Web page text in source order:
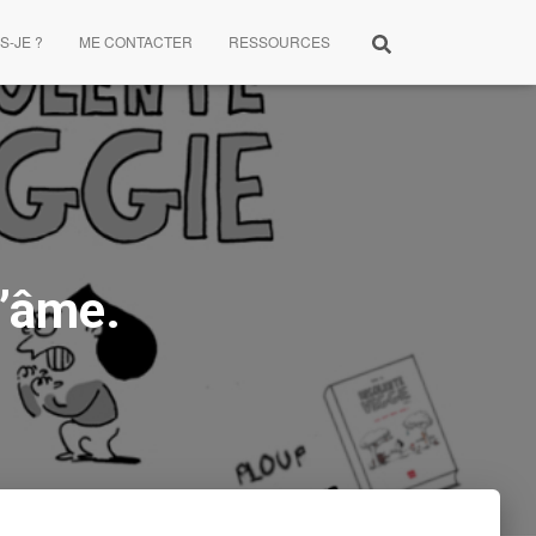
JE ? ME CONTACTER RESSOURCES